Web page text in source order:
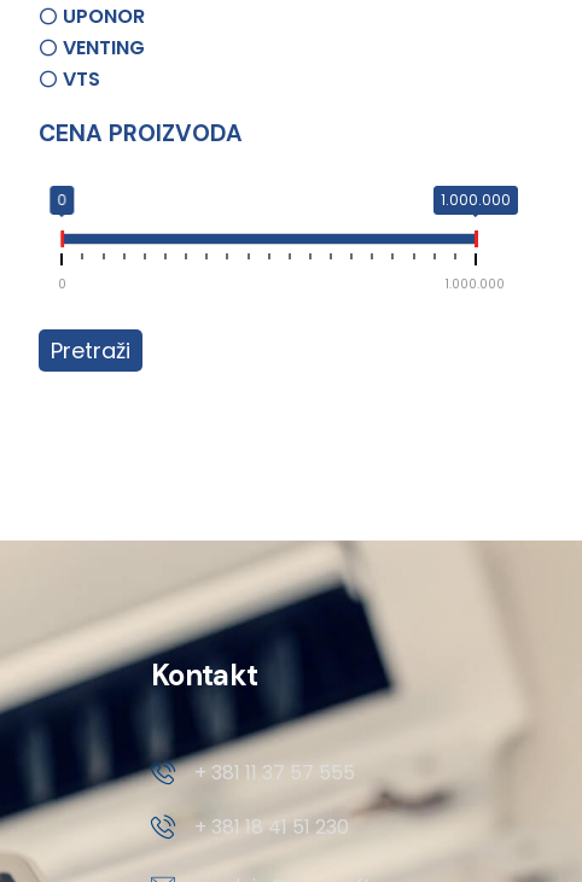
UPONOR
VENTING
VTS
CENA PROIZVODA
0 1.000.000
0 1.000.000
Pretraži
Kontakt
+ 381 11 37 57 555
+ 381 18 41 51 230